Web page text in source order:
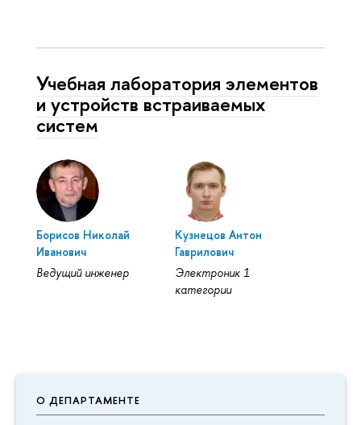
О ДЕПАРТАМЕНТЕ
Учебная лаборатория элементов
и устройств встраиваемых
систем
Борисов Николай
Иванович
Ведущий инженер
Кузнецов Антон
Гаврилович
Электроник 1
категории